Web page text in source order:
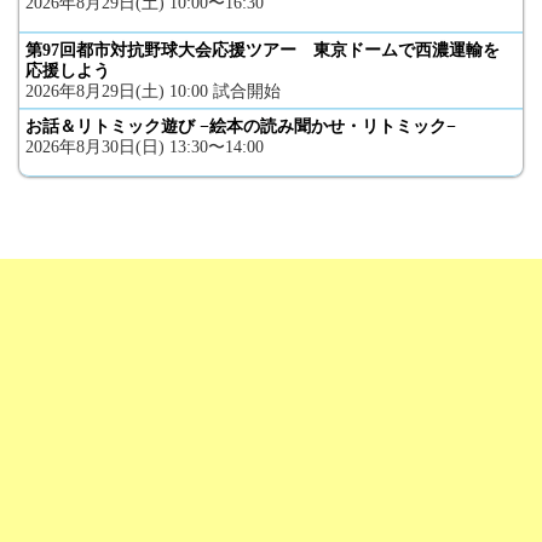
第97回都市対抗野球大会応援ツアー 東京ドームで西濃運輸を
応援しよう
2026年8月29日(土) 10:00 試合開始
お話＆リトミック遊び −絵本の読み聞かせ・リトミック−
2026年8月30日(日) 13:30〜14:00